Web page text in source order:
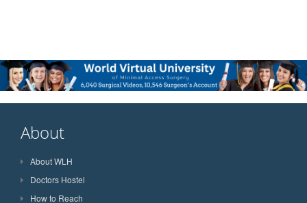
About
About WLH
Doctors Hostel
How to Reach